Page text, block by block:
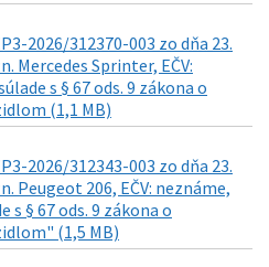
2026/312370-003 zo dňa 23.
Mercedes Sprinter, EČV:
s § 67 ods. 9 zákona o
(1,1 MB)
2026/312343-003 zo dňa 23.
Peugeot 206, EČV: neznáme,
s § 67 ods. 9 zákona o
(1,5 MB)